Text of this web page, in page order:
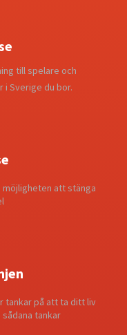
till spelare och
i Sverige du bor.
att stänga
tankar på att ta ditt liv
tankar